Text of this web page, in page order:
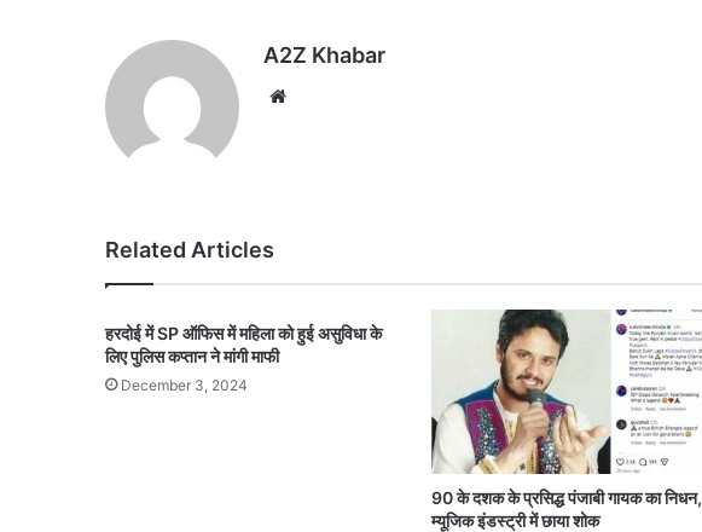
A2Z Khabar
Related Articles
हरदोई में SP ऑफिस में महिला को हुई असुविधा के
लिए पुलिस कप्तान ने मांगी माफी
December 3, 2024
90 के दशक के प्रसिद्ध पंजाबी गायक का निधन,
म्यूजिक इंडस्ट्री में छाया शोक